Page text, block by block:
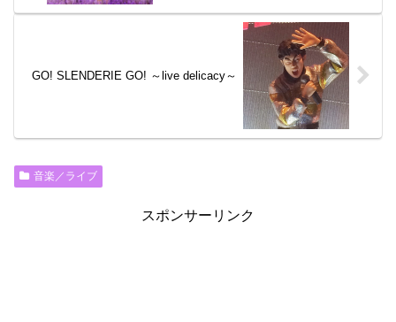
GO! SLENDERIE GO! ～live delicacy～
音楽／ライブ
スポンサーリンク